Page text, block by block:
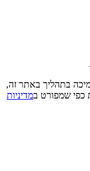
בתהליך באתר זה,
כפי שמפורט במדיניות